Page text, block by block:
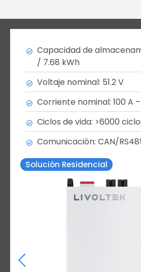
Capacidad de
/ 7.68 kWh
Voltaje nominal: 51.2 V
Corriente nominal: 100 A –
Ciclos de vida: >6000
Comunicación: CAN/
Solución Residencial